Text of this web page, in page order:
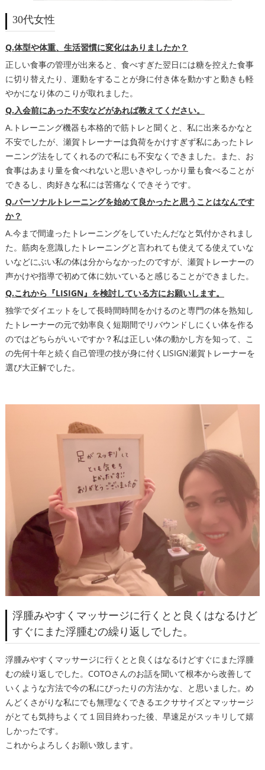
30代女性
Q.体型や体重、生活習慣に変化はありましたか？
正しい食事の管理が出来ると、食べすぎた翌日には糖を控えた食事
に切り替えたり、運動をすることが身に付き体を動かすと動きも軽
やかになり体のこりが取れました。
Q.入会前にあった不安などがあれば教えてください。
A.トレーニング機器も本格的で筋トレと聞くと、私に出来るかなと
不安でしたが、瀬賀トレーナーは負荷をかけすぎず私にあったトレ
ーニング法をしてくれるので私にも不安なくできました。また、お
食事はあまり量を食べれないと思いきやしっかり量も食べることが
できるし、肉好きな私には苦痛なくできそうです。
Q.パーソナルトレーニングを始めて良かったと思うことはなんです
か？
A.今まで間違ったトレーニングをしていたんだなと気付かされまし
た。筋肉を意識したトレーニングと言われても使えてる使えていな
いなどにぶい私の体は分からなかったのですが、瀬賀トレーナーの
声かけや指導で初めて体に効いていると感じることができました。
Q.これから『LISIGN』を検討している方にお願いします。
独学でダイエットをして長時間時間をかけるのと専門の体を熟知し
たトレーナーの元で効率良く短期間でリバウンドしにくい体を作る
のではどちらがいいですか？私は正しい体の動かし方を知って、こ
の先何十年と続く自己管理の技が身に付くLISIGN瀬賀トレーナーを
選び大正解でした。
浮腫みやすくマッサージに行くとと良くはなるけど
すぐにまた浮腫むの繰り返しでした。
浮腫みやすくマッサージに行くとと良くはなるけどすぐにまた浮腫
むの繰り返しでした。COTOさんのお話を聞いて根本から改善して
いくような方法で今の私にぴったりの方法かな、と思いました。め
んどくさがりな私にでも無理なくできるエクササイズとマッサージ
がとても気持ちよくて１回目終わった後、早速足がスッキリして嬉
しかったです。
これからよろしくお願い致します。